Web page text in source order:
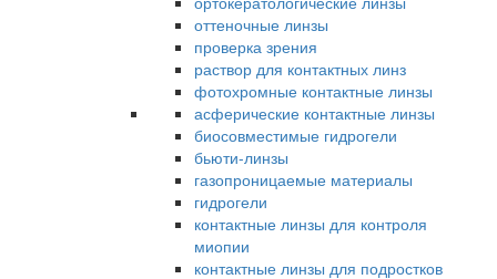
оттеночные линзы
проверка зрения
раствор для контактных линз
фотохромные контактные линзы
асферические контактные линзы
биосовместимые гидрогели
бьюти-линзы
газопроницаемые материалы
гидрогели
контактные линзы для контроля
миопии
контактные линзы для подростков